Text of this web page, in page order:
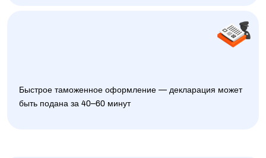
Быстрое таможенное оформление — декларация может
быть подана за 40–60 минут